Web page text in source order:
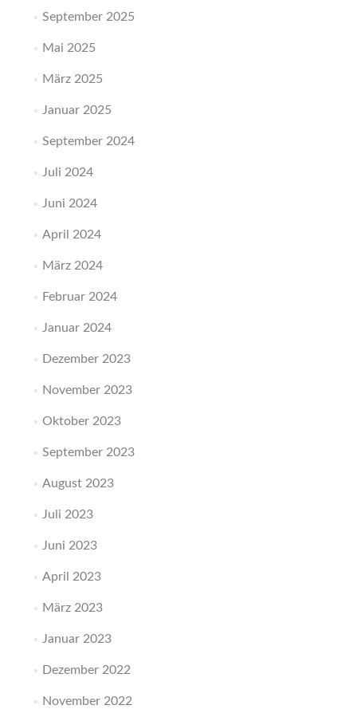
September 2025
Mai 2025
März 2025
Januar 2025
September 2024
Juli 2024
Juni 2024
April 2024
März 2024
Februar 2024
Januar 2024
Dezember 2023
November 2023
Oktober 2023
September 2023
August 2023
Juli 2023
Juni 2023
April 2023
März 2023
Januar 2023
Dezember 2022
November 2022